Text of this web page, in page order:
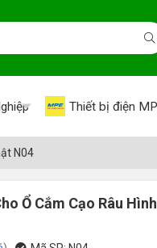
Thiết bị điện
N04
Ổ Cắm Cạo Râu